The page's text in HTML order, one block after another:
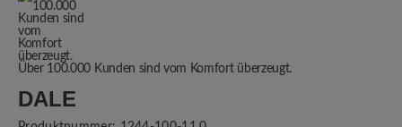
Über 100.000 Kunden sind vom Komfort überzeugt.
DALE